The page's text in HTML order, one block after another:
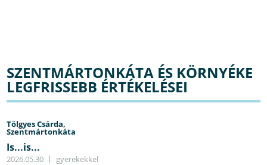
SZENTMÁRTONKÁTA ÉS KÖRNYÉKE
LEGFRISSEBB ÉRTÉKELÉSEI
Tölgyes Csárda,
Szentmártonkáta
Is...is...
2026.05.30 gyerekekkel